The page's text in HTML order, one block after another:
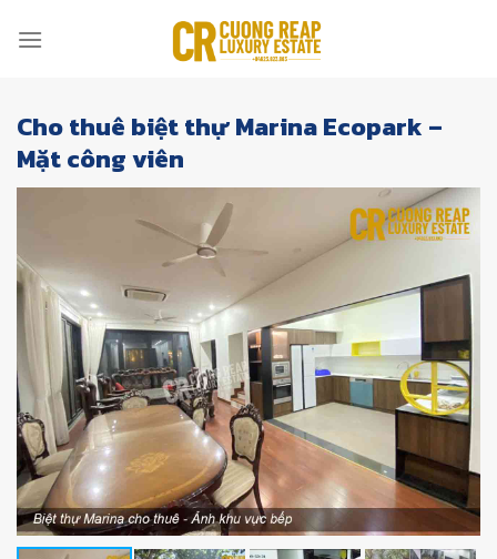
Cho thuê biệt thự Marina Ecopark –
Mặt công viên